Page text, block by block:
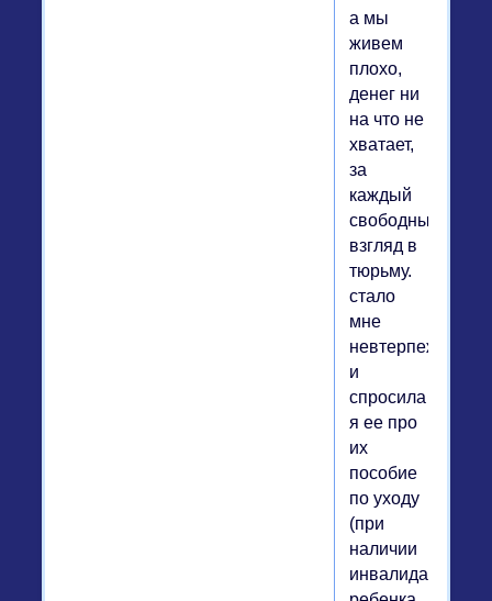
а мы
живем
плохо,
денег ни
на что не
хватает,
за
каждый
свободный
взгляд в
тюрьму.
стало
мне
невтерпеж
и
спросила
я ее про
их
пособие
по уходу
(при
наличии
инвалида